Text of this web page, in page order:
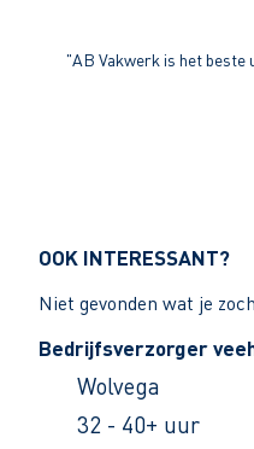
"AB Vakwerk is het beste
OOK INTERESSANT?
Niet gevonden wat je
Bedrijfsverzorger
Wolvega
32 - 40+ uur